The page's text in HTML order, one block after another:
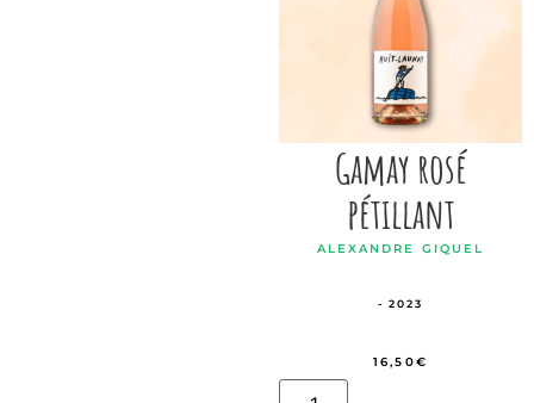
Gamay rosé
pétillant
ALEXANDRE GIQUEL
- 2023
16,50€